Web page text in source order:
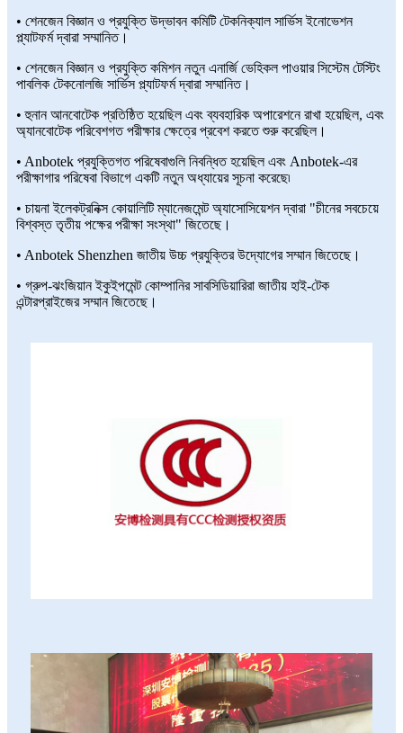
• শেনজেন বিজ্ঞান ও প্রযুক্তি উদ্ভাবন কমিটি টেকনিক্যাল সার্ভিস ইনোভেশন
প্ল্যাটফর্ম দ্বারা সম্মানিত।
• শেনজেন বিজ্ঞান ও প্রযুক্তি কমিশন নতুন এনার্জি ভেহিকল পাওয়ার সিস্টেম টেস্টিং
পাবলিক টেকনোলজি সার্ভিস প্ল্যাটফর্ম দ্বারা সম্মানিত।
• হুনান আনবোটেক প্রতিষ্ঠিত হয়েছিল এবং ব্যবহারিক অপারেশনে রাখা হয়েছিল, এবং
অ্যানবোটেক পরিবেশগত পরীক্ষার ক্ষেত্রে প্রবেশ করতে শুরু করেছিল।
• Anbotek প্রযুক্তিগত পরিষেবাগুলি নিবন্ধিত হয়েছিল এবং Anbotek-এর
পরীক্ষাগার পরিষেবা বিভাগে একটি নতুন অধ্যায়ের সূচনা করেছে৷
• চায়না ইলেকট্রনিক্স কোয়ালিটি ম্যানেজমেন্ট অ্যাসোসিয়েশন দ্বারা "চীনের সবচেয়ে
বিশ্বস্ত তৃতীয় পক্ষের পরীক্ষা সংস্থা" জিতেছে।
• Anbotek Shenzhen জাতীয় উচ্চ প্রযুক্তির উদ্যোগের সম্মান জিতেছে।
• গ্রুপ-ঝংজিয়ান ইকুইপমেন্ট কোম্পানির সাবসিডিয়ারিরা জাতীয় হাই-টেক
এন্টারপ্রাইজের সম্মান জিতেছে।